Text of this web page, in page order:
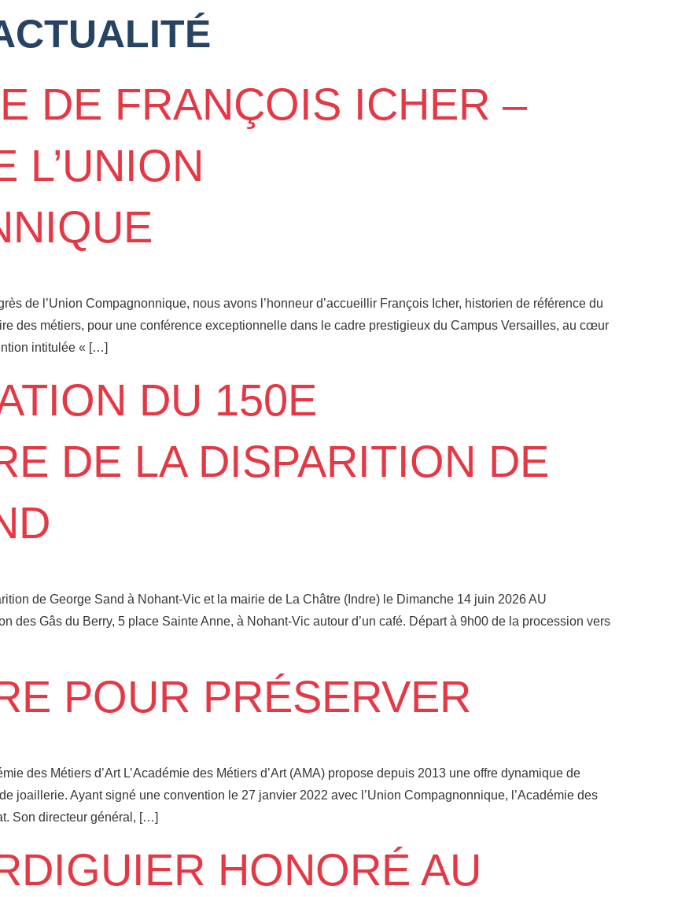
DE FRANÇOIS ICHER –
L’UNION
de l’Union Compagnonnique, nous avons l’honneur d’accueillir François Icher, historien de référence du
des métiers, pour une conférence exceptionnelle dans le cadre prestigieux du Campus Versailles, au cœur
intitulée « […]
DU 150E
DE LA DISPARITION DE
de George Sand à Nohant-Vic et la mairie de La Châtre (Indre) le Dimanche 14 juin 2026 AU
des Gâs du Berry, 5 place Sainte Anne, à Nohant-Vic autour d’un café. Départ à 9h00 de la procession vers
POUR PRÉSERVER
des Métiers d’Art L’Académie des Métiers d’Art (AMA) propose depuis 2013 une offre dynamique de
joaillerie. Ayant signé une convention le 27 janvier 2022 avec l’Union Compagnonnique, l’Académie des
Son directeur général, […]
HONORÉ AU